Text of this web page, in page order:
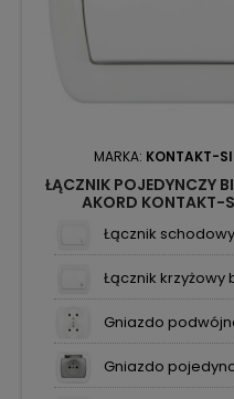
MARKA: KONTAKT-
ŁĄCZNIK POJEDYNCZY
AKORD KONTAKT-
Łącznik schodowy
Łącznik krzyżowy
Gniazdo
Gniazdo